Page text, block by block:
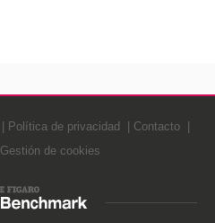
Política de privacidad
Contacto
Gestión de cookies